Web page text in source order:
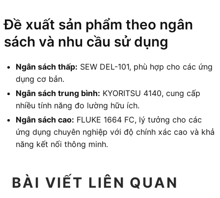
Đề xuất sản phẩm theo ngân
sách và nhu cầu sử dụng
Ngân sách thấp: SEW DEL-101, phù hợp cho các ứng
dụng cơ bản.
Ngân sách trung bình: KYORITSU 4140, cung cấp
nhiều tính năng đo lường hữu ích.
Ngân sách cao: FLUKE 1664 FC, lý tưởng cho các
ứng dụng chuyên nghiệp với độ chính xác cao và khả
năng kết nối thông minh.
BÀI VIẾT LIÊN QUAN